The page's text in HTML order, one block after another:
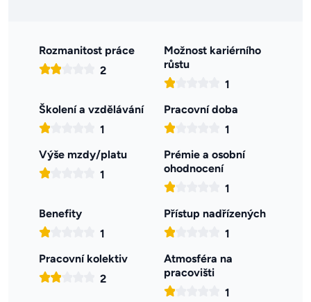
Rozmanitost práce
2
Možnost kariérního
růstu
1
Školení a vzdělávání
1
Pracovní doba
1
Výše mzdy/platu
1
Prémie a osobní
ohodnocení
1
Benefity
1
Přístup nadřízených
1
Pracovní kolektiv
2
Atmosféra na
pracovišti
1